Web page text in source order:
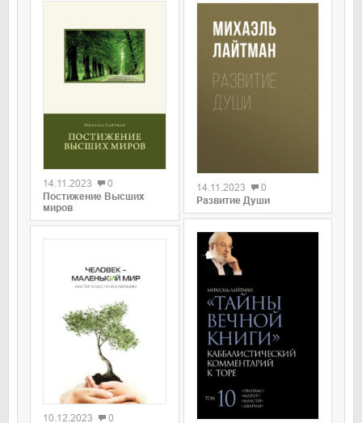
14.11.2023
0
Постижение Высших
миров
10.12.2023
0
14.11.2023
0
Развитие Души